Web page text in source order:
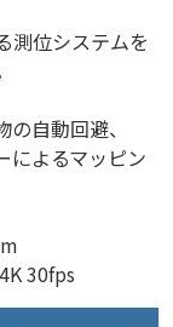
測位システムを
自動回避、
によるマッピン
4K 30fps